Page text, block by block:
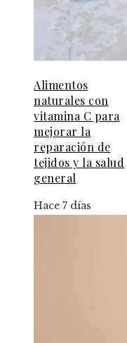
Alimentos
naturales con
vitamina C para
mejorar la
reparación de
tejidos y la salud
general
Hace 7 días